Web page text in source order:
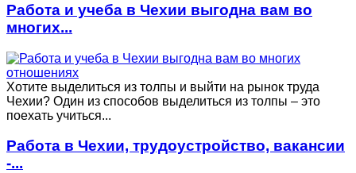
Работа и учеба в Чехии выгодна вам во
многих...
Хотите выделиться из толпы и выйти на рынок труда
Чехии? Один из способов выделиться из толпы – это
поехать учиться...
Работа в Чехии, трудоустройство, вакансии
-...